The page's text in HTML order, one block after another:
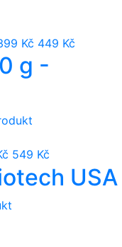
Kč 449 Kč
g -
549 Kč
USA